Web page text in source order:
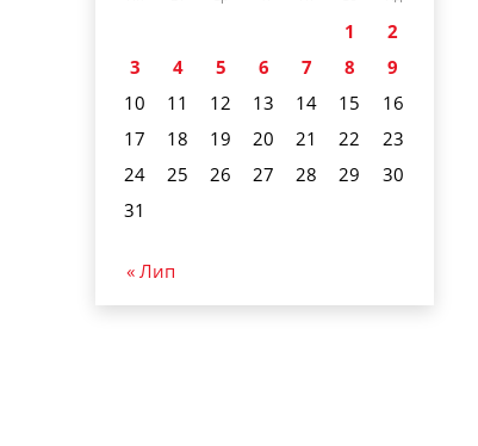
1
2
3
4 5 6 7 8
9
10
11 12 13 14 15
16
17
18 19 20 21 22
23
24
25 26 27 28 29
30
31
« Лип